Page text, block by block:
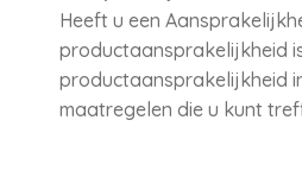
Heeft u een
productaansprakelijkheid
productaansprakelijkheid
maatregelen die u kunt